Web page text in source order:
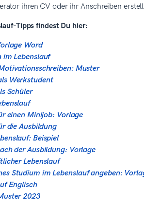
ihren CV oder ihr Anschreiben
Tipps findest Du hier:
Word
im Lebenslauf
Muster
Werkstudent
Schüler
einen Minijob: Vorlage
die Ausbildung
Beispiel
der Ausbildung: Vorlage
Lebenslauf
Studium im Lebenslauf angeben:
Englisch
2023